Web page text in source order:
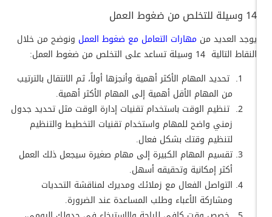
يوجد العديد من مهارات التعامل مع ضغوط العملونوضح من خلال
النقاط التالية 14 وسيلة تساعد على التخلص من ضغوط العمل:
تحديد المهام الأكثر أهمية وأنجزها أولاً، ثم الانتقال بالترتيب
من المهام الأقل أهمية إلى المهام الأكثر أهمية.
تنظيم الوقت باستخدام تقنيات إدارة الوقت مثل تحديد جدول
زمني واضح للمهام واستخدام تقنيات التخطيط والتنظيم
لتنظيم وقتك بشكل فعال.
تقسيم المهام الكبيرة إلى مهام صغيرة سيجعل ذلك العمل
أكثر إمكانية وتحقيقه أسهل.
التواصل الفعال مع زملائك ومديرك لمناقشة التحديات
ومشاركة الأعباء وطلب المساعدة عند الضرورة.